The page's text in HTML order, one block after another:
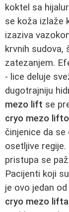
koktel sa
se koža izlaže
izaziva
krvnih
zatezanjem.
- lice deluje
dugotrajniju
mezo lift se
cryo mezo
činjenice da se
osetljive
pristupa se
Pacijenti koji
je ovo jedan
cryo mezo lifta